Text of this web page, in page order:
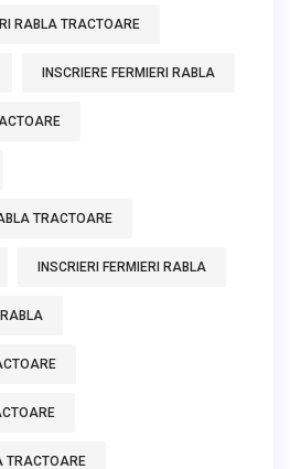
RABLA TRACTOARE
INSCRIERE FERMIERI RABLA
TRACTOARE
INSCRIERI FERMIERI RABLA
TRACTOARE